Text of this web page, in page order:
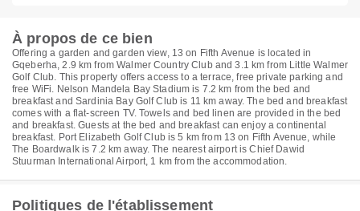
À propos de ce bien
Offering a garden and garden view, 13 on Fifth Avenue is located in
Gqeberha, 2.9 km from Walmer Country Club and 3.1 km from Little Walmer
Golf Club. This property offers access to a terrace, free private parking and
free WiFi. Nelson Mandela Bay Stadium is 7.2 km from the bed and
breakfast and Sardinia Bay Golf Club is 11 km away. The bed and breakfast
comes with a flat-screen TV. Towels and bed linen are provided in the bed
and breakfast. Guests at the bed and breakfast can enjoy a continental
breakfast. Port Elizabeth Golf Club is 5 km from 13 on Fifth Avenue, while
The Boardwalk is 7.2 km away. The nearest airport is Chief Dawid
Stuurman International Airport, 1 km from the accommodation.
Politiques de l'établissement